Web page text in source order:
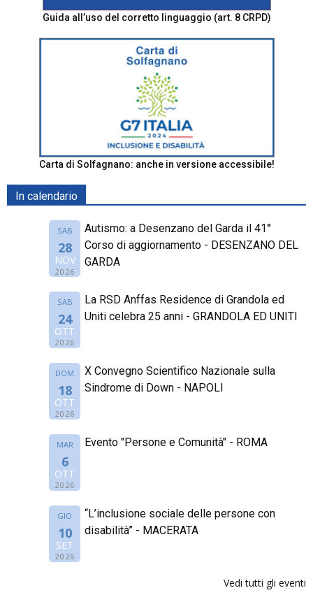
Guida all’uso del corretto linguaggio (art. 8 CRPD)
Carta di Solfagnano: anche in versione accessibile!
In calendario
SAB
28
NOV
2026
Autismo: a Desenzano del Garda il 41°
Corso di aggiornamento - DESENZANO DEL
GARDA
SAB
24
OTT
2026
La RSD Anffas Residence di Grandola ed
Uniti celebra 25 anni - GRANDOLA ED UNITI
DOM
18
OTT
2026
X Convegno Scientifico Nazionale sulla
Sindrome di Down - NAPOLI
MAR
6
OTT
2026
Evento "Persone e Comunità" - ROMA
GIO
10
SET
2026
“L’inclusione sociale delle persone con
disabilità” - MACERATA
Vedi tutti gli eventi